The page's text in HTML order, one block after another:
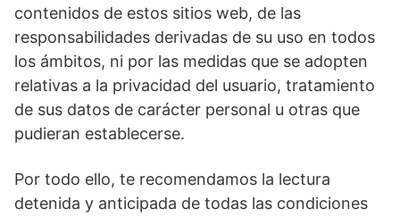
contenidos de estos sitios web, de las
responsabilidades derivadas de su uso en todos
los ámbitos, ni por las medidas que se adopten
relativas a la privacidad del usuario, tratamiento
de sus datos de carácter personal u otras que
pudieran establecerse.
Por todo ello, te recomendamos la lectura
detenida y anticipada de todas las condiciones